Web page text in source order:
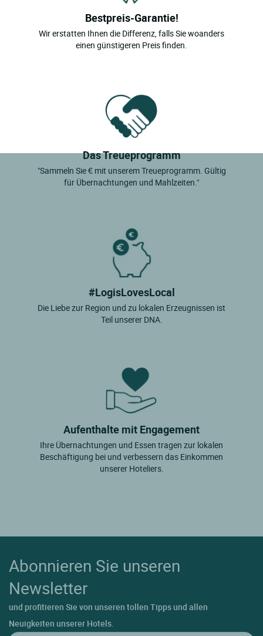
Bestpreis-Garantie!
Wir erstatten Ihnen die Differenz, falls Sie woanders
einen günstigeren Preis finden.
Das Treueprogramm
"Sammeln Sie € mit unserem Treueprogramm. Gültig
für Übernachtungen und Mahlzeiten."
#LogisLovesLocal
Die Liebe zur Region und zu lokalen Erzeugnissen ist
Teil unserer DNA.
Aufenthalte mit Engagement
Ihre Übernachtungen und Essen tragen zur lokalen
Beschäftigung bei und verbessern das Einkommen
unserer Hoteliers.
Abonnieren Sie unseren
Newsletter
und profitieren Sie von unseren tollen Tipps und allen
Neuigkeiten unserer Hotels.